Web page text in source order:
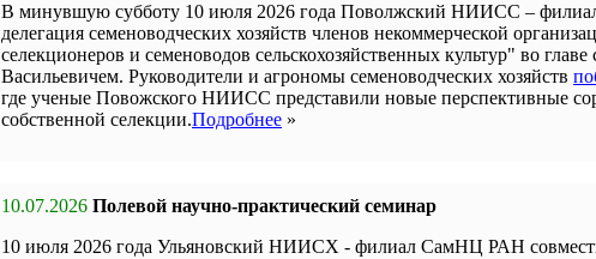
В минувшую субботу 10 июля 2026 года Поволжский НИИСС –
делегация семеноводческих хозяйств членов некоммерческой
селекционеров и семеноводов сельскохозяйственных культур" во
Васильевичем. Руководители и агрономы семеноводческих хозяйств
где ученые Повожского НИИСС представили новые перспективные
собственной селекции.Подробнее »
10.07.2026 Полевой научно-практический семинар
10 июля 2026 года Ульяновский НИИСХ - филиал СамНЦ РАН